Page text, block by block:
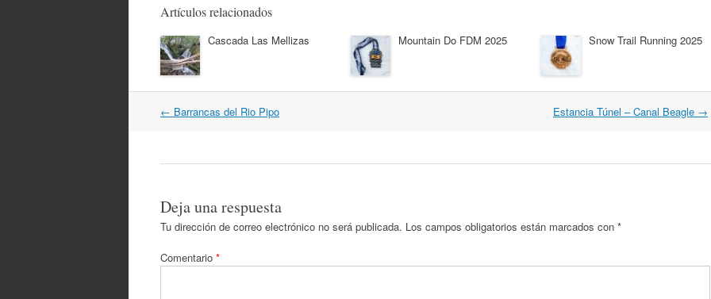
Artículos relacionados
Cascada Las Mellizas Mountain Do FDM 2025 Snow Trail Running 2025
Navegación
← Barrancas del Rio Pipo Estancia Túnel – Canal Beagle →
Deja una respuesta
Tu dirección de correo electrónico no será publicada. Los campos obligatorios están marcados con *
Comentario *